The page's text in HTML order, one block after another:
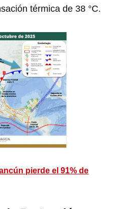
térmica de 38 °C.
pierde el 91% de